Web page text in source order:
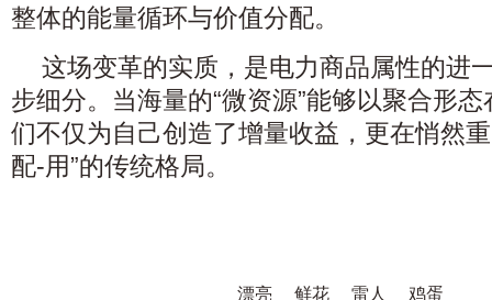
整体的能量循环与价值分配。
这场变革的实质，是电力商品属性的进
步细分。当海量的“微资源”能够以聚合形
们不仅为自己创造了增量收益，更在悄然
配-用”的传统格局。
漂亮 鲜花 雷人 鸡蛋